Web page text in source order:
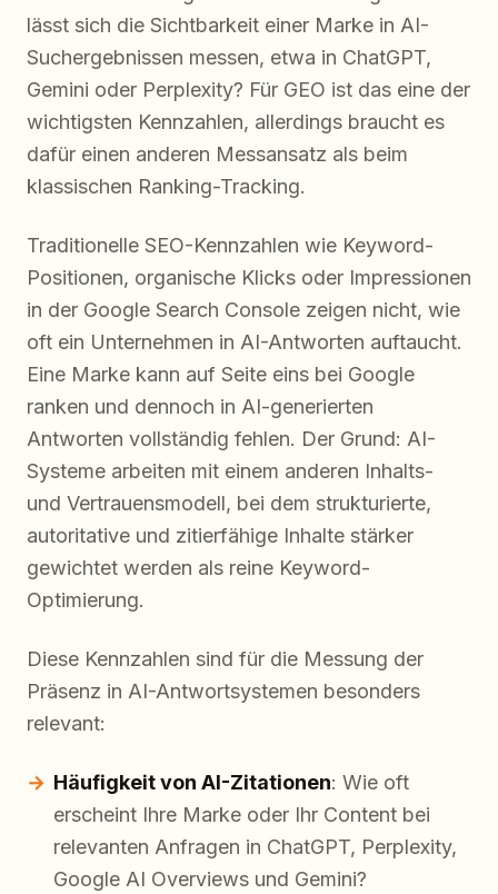
lässt sich die Sichtbarkeit einer Marke in AI-
Suchergebnissen messen, etwa in ChatGPT,
Gemini oder Perplexity? Für GEO ist das eine der
wichtigsten Kennzahlen, allerdings braucht es
dafür einen anderen Messansatz als beim
klassischen Ranking-Tracking.
Traditionelle SEO-Kennzahlen wie Keyword-
Positionen, organische Klicks oder Impressionen
in der Google Search Console zeigen nicht, wie
oft ein Unternehmen in AI-Antworten auftaucht.
Eine Marke kann auf Seite eins bei Google
ranken und dennoch in AI-generierten
Antworten vollständig fehlen. Der Grund: AI-
Systeme arbeiten mit einem anderen Inhalts-
und Vertrauensmodell, bei dem strukturierte,
autoritative und zitierfähige Inhalte stärker
gewichtet werden als reine Keyword-
Optimierung.
Diese Kennzahlen sind für die Messung der
Präsenz in AI-Antwortsystemen besonders
relevant:
Häufigkeit von AI-Zitationen: Wie oft
erscheint Ihre Marke oder Ihr Content bei
relevanten Anfragen in ChatGPT, Perplexity,
Google AI Overviews und Gemini?